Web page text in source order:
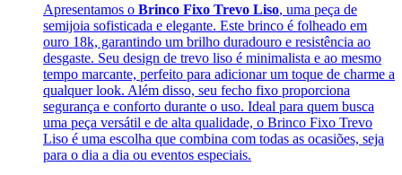
Apresentamos o Brinco Fixo Trevo Liso, uma peça de
semijoia sofisticada e elegante. Este brinco é folheado em
ouro 18k, garantindo um brilho duradouro e resistência ao
desgaste. Seu design de trevo liso é minimalista e ao mesmo
tempo marcante, perfeito para adicionar um toque de charme a
qualquer look. Além disso, seu fecho fixo proporciona
segurança e conforto durante o uso. Ideal para quem busca
uma peça versátil e de alta qualidade, o Brinco Fixo Trevo
Liso é uma escolha que combina com todas as ocasiões, seja
para o dia a dia ou eventos especiais.